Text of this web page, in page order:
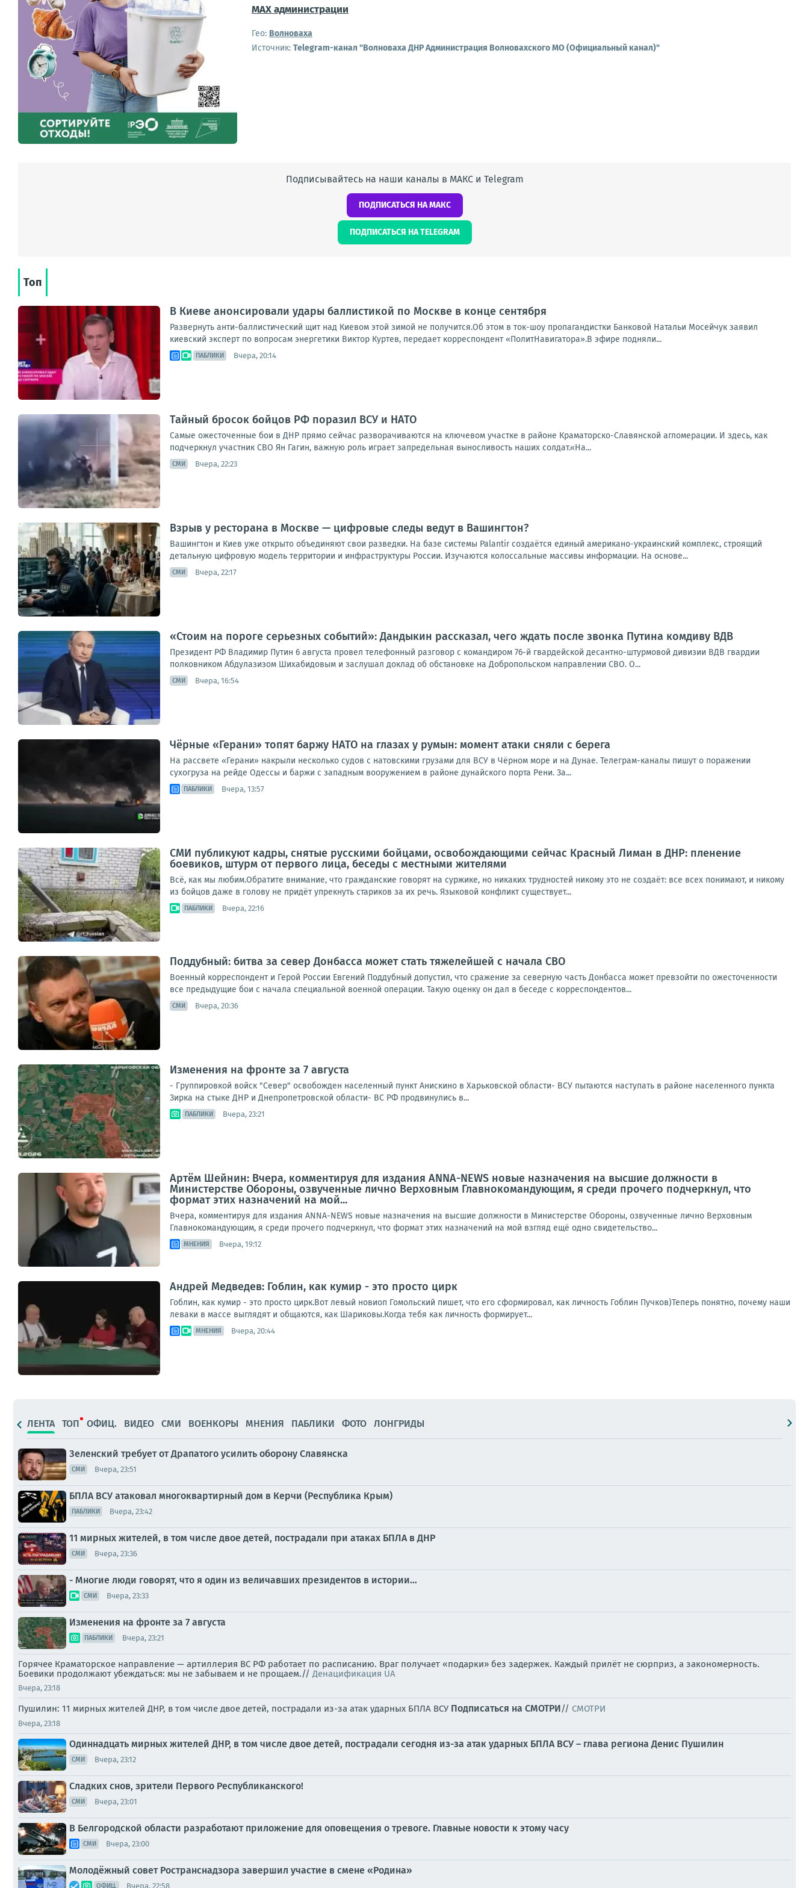
MAX администрации
Гео: Волноваха
Источник: Telegram-канал "Волноваха ДНР Администрация Волновахского МО (Официальный канал)"
Подписывайтесь на наши каналы в МАКС и Telegram
ПОДПИСАТЬСЯ НА МАКС
ПОДПИСАТЬСЯ НА TELEGRAM
Топ
В Киеве анонсировали удары баллистикой по Москве в конце сентября
Развернуть анти-баллистический щит над Киевом этой зимой не получится.Об этом в ток-шоу пропагандистки Банковой Натальи Мосейчук заявил
киевский эксперт по вопросам энергетики Виктор Куртев, передает корреспондент «ПолитНавигатора».В эфире подняли...
ПАБЛИКИ Вчера, 20:14
Тайный бросок бойцов РФ поразил ВСУ и НАТО
Самые ожесточенные бои в ДНР прямо сейчас разворачиваются на ключевом участке в районе Краматорско-Славянской агломерации. И здесь, как
подчеркнул участник СВО Ян Гагин, важную роль играет запредельная выносливость наших солдат.«На...
СМИ Вчера, 22:23
Взрыв у ресторана в Москве — цифровые следы ведут в Вашингтон?
Вашингтон и Киев уже открыто объединяют свои разведки. На базе системы Palantir создаётся единый американо-украинский комплекс, строящий
детальную цифровую модель территории и инфраструктуры России. Изучаются колоссальные массивы информации. На основе...
СМИ Вчера, 22:17
«Стоим на пороге серьезных событий»: Дандыкин рассказал, чего ждать после звонка Путина комдиву ВДВ
Президент РФ Владимир Путин 6 августа провел телефонный разговор с командиром 76-й гвардейской десантно-штурмовой дивизии ВДВ гвардии
полковником Абдулазизом Шихабидовым и заслушал доклад об обстановке на Добропольском направлении СВО. О...
СМИ Вчера, 16:54
Чёрные «Герани» топят баржу НАТО на глазах у румын: момент атаки сняли с берега
На рассвете «Герани» накрыли несколько судов с натовскими грузами для ВСУ в Чёрном море и на Дунае. Телеграм-каналы пишут о поражении
сухогруза на рейде Одессы и баржи с западным вооружением в районе дунайского порта Рени. За...
ПАБЛИКИ Вчера, 13:57
СМИ публикуют кадры, снятые русскими бойцами, освобождающими сейчас Красный Лиман в ДНР: пленение
боевиков, штурм от первого лица, беседы с местными жителями
Всё, как мы любим.Обратите внимание, что гражданские говорят на суржике, но никаких трудностей никому это не создаёт: все всех понимают, и никому
из бойцов даже в голову не придёт упрекнуть стариков за их речь. Языковой конфликт существует...
ПАБЛИКИ Вчера, 22:16
Поддубный: битва за север Донбасса может стать тяжелейшей с начала СВО
Военный корреспондент и Герой России Евгений Поддубный допустил, что сражение за северную часть Донбасса может превзойти по ожесточенности
все предыдущие бои с начала специальной военной операции. Такую оценку он дал в беседе с корреспондентов...
СМИ Вчера, 20:36
Изменения на фронте за 7 августа
- Группировкой войск "Север" освобожден населенный пункт Анискино в Харьковской области- ВСУ пытаются наступать в районе населенного пункта
Зирка на стыке ДНР и Днепропетровской области- ВС РФ продвинулись в...
ПАБЛИКИ Вчера, 23:21
Артём Шейнин: Вчера, комментируя для издания ANNA-NEWS новые назначения на высшие должности в
Министерстве Обороны, озвученные лично Верховным Главнокомандующим, я среди прочего подчеркнул, что
формат этих назначений на мой...
Вчера, комментируя для издания ANNA-NEWS новые назначения на высшие должности в Министерстве Обороны, озвученные лично Верховным
Главнокомандующим, я среди прочего подчеркнул, что формат этих назначений на мой взгляд ещё одно свидетельство...
МНЕНИЯ Вчера, 19:12
Андрей Медведев: Гоблин, как кумир - это просто цирк
Гоблин, как кумир - это просто цирк.Вот левый новиоп Гомольский пишет, что его сформировал, как личность Гоблин Пучков)Теперь понятно, почему наши
леваки в массе выглядят и общаются, как Шариковы.Когда тебя как личность формирует...
МНЕНИЯ Вчера, 20:44
ЛЕНТА ТОП ОФИЦ. ВИДЕО СМИ ВОЕНКОРЫ МНЕНИЯ ПАБЛИКИ ФОТО ЛОНГРИДЫ
Зеленский требует от Драпатого усилить оборону Славянска
СМИ Вчера, 23:51
БПЛА ВСУ атаковал многоквартирный дом в Керчи (Республика Крым)
ПАБЛИКИ Вчера, 23:42
11 мирных жителей, в том числе двое детей, пострадали при атаках БПЛА в ДНР
СМИ Вчера, 23:36
- Многие люди говорят, что я один из величавших президентов в истории…
СМИ Вчера, 23:33
Изменения на фронте за 7 августа
ПАБЛИКИ Вчера, 23:21
Горячее Краматорское направление — артиллерия ВС РФ работает по расписанию. Враг получает «подарки» без задержек. Каждый прилёт не сюрприз, а закономерность.
Боевики продолжают убеждаться: мы не забываем и не прощаем.// Денацификация UA
Вчера, 23:18
Пушилин: 11 мирных жителей ДНР, в том числе двое детей, пострадали из-за атак ударных БПЛА ВСУ Подписаться на СМОТРИ// СМОТРИ
Вчера, 23:18
Одиннадцать мирных жителей ДНР, в том числе двое детей, пострадали сегодня из-за атак ударных БПЛА ВСУ – глава региона Денис Пушилин
СМИ Вчера, 23:12
Сладких снов, зрители Первого Республиканского!
СМИ Вчера, 23:01
В Белгородской области разработают приложение для оповещения о тревоге. Главные новости к этому часу
СМИ Вчера, 23:00
Молодёжный совет Ространснадзора завершил участие в смене «Родина»
ОФИЦ. Вчера, 22:58